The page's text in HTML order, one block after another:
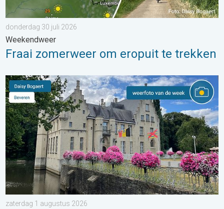
donderdag 30 juli 2026
Weekendweer
Fraai zomerweer om eropuit te trekken
De weerfoto van de week. Weer&Radar uploader. . . zaterdag
zaterdag 1 augustus 2026